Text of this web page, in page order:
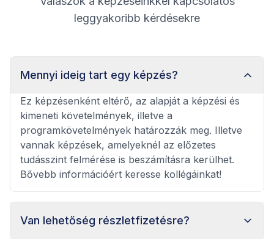
leggyakoribb kérdésekre
Mennyi ideig tart egy képzés?
Ez képzésenként eltérő, az alapját a képzési és
kimeneti követelmények, illetve a
programkövetelmények határozzák meg. Illetve
vannak képzések, amelyeknél az előzetes
tudásszint felmérése is beszámításra kerülhet.
Bővebb információért keresse kollégáinkat!
Van lehetőség részletfizetésre?